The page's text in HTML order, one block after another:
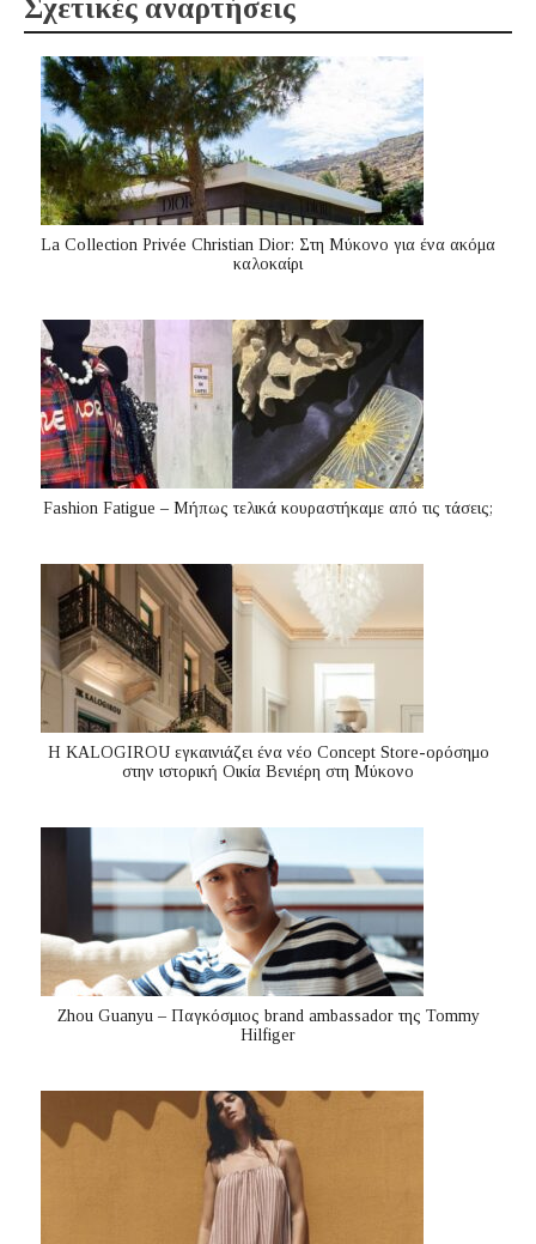
Σχετικές αναρτήσεις
La Collection Privée Christian Dior: Στη Μύκονο για ένα ακόμα
καλοκαίρι
Fashion Fatigue – Μήπως τελικά κουραστήκαμε από τις τάσεις;
Η KALOGIROU εγκαινιάζει ένα νέο Concept Store-ορόσημο
στην ιστορική Οικία Βενιέρη στη Μύκονο
Zhou Guanyu – Παγκόσμιος brand ambassador της Tommy
Hilfiger